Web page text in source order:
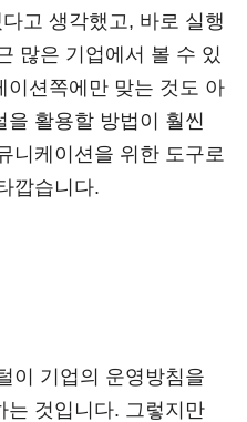
고 생각했고, 바로 실행
많은 기업에서 볼 수 있
이션쪽에만 맞는 것도 아
활용할 방법이 훨씬
니케이션을 위한 도구로
깝습니다.
이 기업의 운영방침을
는 것입니다. 그렇지만